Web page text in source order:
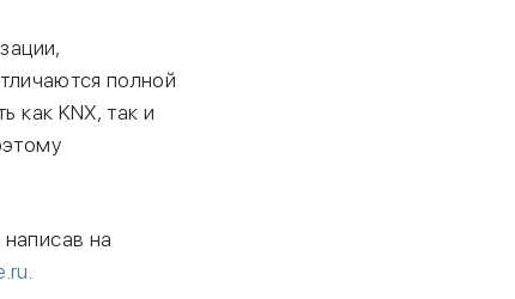
полной
как KNX, так и
на
.